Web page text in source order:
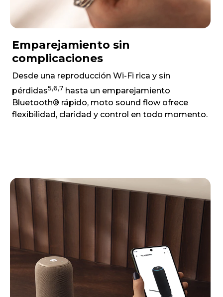
Emparejamiento sin
complicaciones
Desde una reproducción Wi-Fi rica y sin
pérdidas5,6,7 hasta un emparejamiento
Bluetooth® rápido, moto sound flow ofrece
flexibilidad, claridad y control en todo momento.